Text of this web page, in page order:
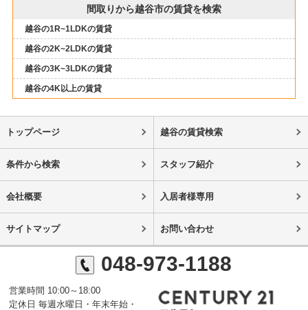
間取りから越谷市の賃貸を検索
越谷の1R~1LDKの賃貸
越谷の2K~2LDKの賃貸
越谷の3K~3LDKの賃貸
越谷の4K以上の賃貸
トップページ 越谷の賃貸検索
条件から検索 スタッフ紹介
会社概要 入居者様専用
サイトマップ お問い合わせ
048-973-1188
営業時間 10:00～18:00
定休日 毎週水曜日・年末年始・